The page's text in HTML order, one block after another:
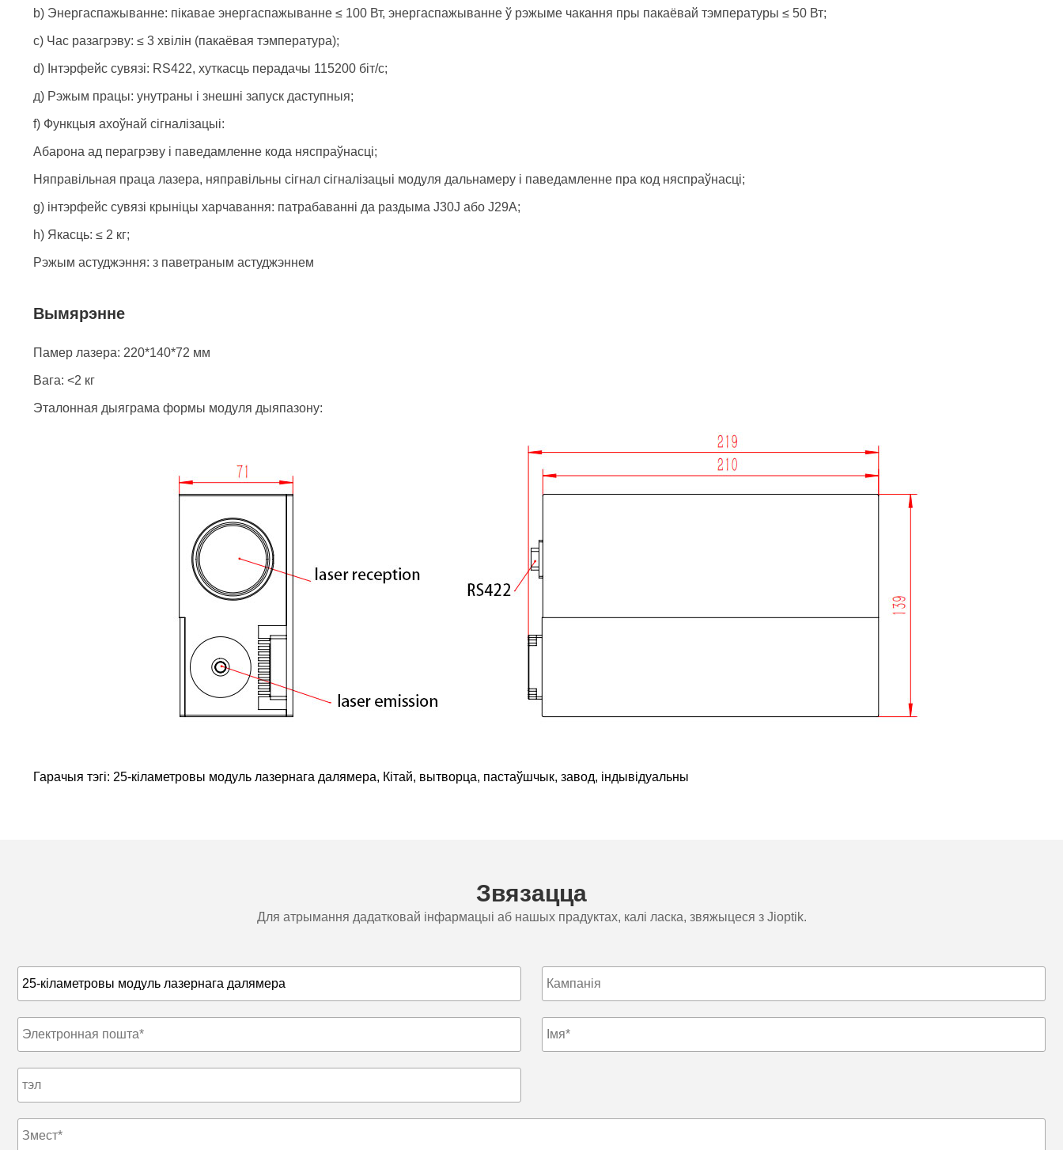
b) Энергаспажыванне: пікавае энергаспажыванне ≤ 100 Вт, энергаспажыванне ў рэжыме чакання пры пакаёвай тэмпературы ≤ 50 Вт;
c) Час разагрэву: ≤ 3 хвілін (пакаёвая тэмпература);
d) Інтэрфейс сувязі: RS422, хуткасць перадачы 115200 біт/с;
д) Рэжым працы: унутраны і знешні запуск даступныя;
f) Функцыя ахоўнай сігналізацыі:
Абарона ад перагрэву і паведамленне кода няспраўнасці;
Няправільная праца лазера, няправільны сігнал сігналізацыі модуля дальнамеру і паведамленне пра код няспраўнасці;
g) інтэрфейс сувязі крыніцы харчавання: патрабаванні да раздыма J30J або J29A;
h) Якасць: ≤ 2 кг;
Рэжым астуджэння: з паветраным астуджэннем
Вымярэнне
Памер лазера: 220*140*72 мм
Вага: <2 кг
Эталонная дыяграма формы модуля дыяпазону:
Гарачыя тэгі: 25-кіламетровы модуль лазернага далямера, Кітай, вытворца, пастаўшчык, завод, індывідуальны
Звязацца
Для атрымання дадатковай інфармацыі аб нашых прадуктах, калі ласка, звяжыцеся з Jioptik.